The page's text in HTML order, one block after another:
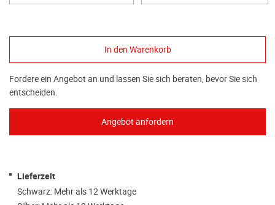
Fordere ein Angebot an und lassen Sie sich beraten, bevor Sie sich
entscheiden.
Lieferzeit
Schwarz: Mehr als 12 Werktage